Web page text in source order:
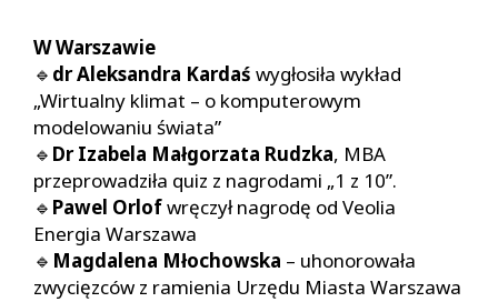
W Warszawie
🔹 dr Aleksandra Kardaś wygłosiła wykład
„Wirtualny klimat – o komputerowym
modelowaniu świata”
🔹 Dr Izabela Małgorzata Rudzka, MBA
przeprowadziła quiz z nagrodami „1 z 10”.
🔹 Pawel Orlofwręczył nagrodę od Veolia
Energia Warszawa
🔹 Magdalena Młochowska – uhonorowała
zwycięzców z ramienia Urzędu Miasta Warszawa